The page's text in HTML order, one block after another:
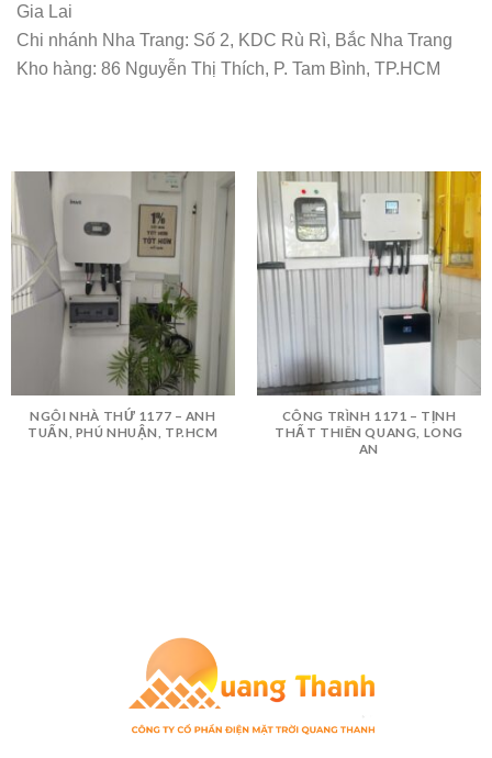
Gia Lai
Chi nhánh Nha Trang: Số 2, KDC Rù Rì, Bắc Nha Trang
Kho hàng: 86 Nguyễn Thị Thích, P. Tam Bình, TP.HCM
NGÔI NHÀ THỨ 1177 – ANH
TUẤN, PHÚ NHUẬN, TP.HCM
CÔNG TRÌNH 1171 – TỊNH
THẤT THIÊN QUANG, LONG
AN